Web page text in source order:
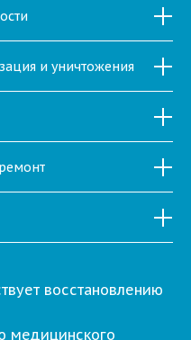
и уничтожения
восстановлению
медицинского